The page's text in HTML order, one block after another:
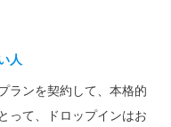
人
ランを契約して、本格的
って、ドロップインはお